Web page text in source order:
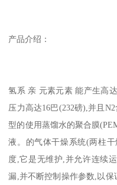
产品介绍：
氢系 亲 元素元素 能产生高
压力高达16巴(232磅),并且
型的使用蒸馏水的聚合膜
液。的气体干燥系统(两柱
度,它是无维护,并允许连续
漏,并不断控制操作参数,以